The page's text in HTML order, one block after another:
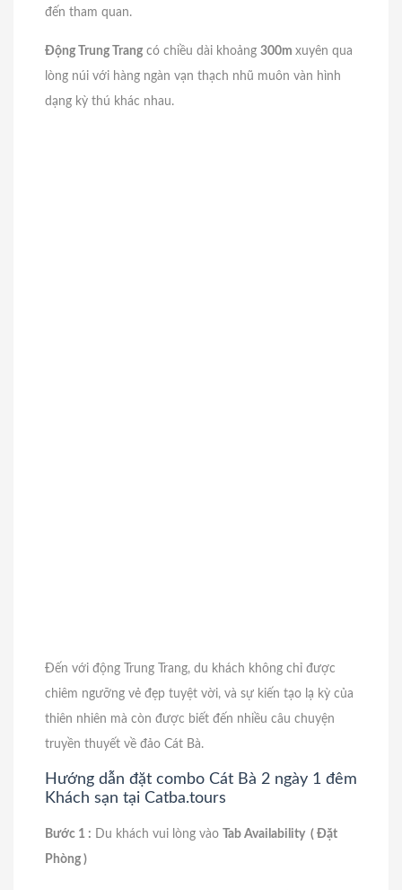
đến tham quan.
Động Trung Trang có chiều dài khoảng 300m xuyên qua
lòng núi với hàng ngàn vạn thạch nhũ muôn vàn hình
dạng kỳ thú khác nhau.
Đến với động Trung Trang, du khách không chỉ được
chiêm ngưỡng vẻ đẹp tuyệt vời, và sự kiến tạo lạ kỳ của
thiên nhiên mà còn được biết đến nhiều câu chuyện
truyền thuyết về đảo Cát Bà.
Hướng dẫn đặt combo Cát Bà 2 ngày 1 đêm
Khách sạn tại Catba.tours
Bước 1 : Du khách vui lòng vào Tab Availability ( Đặt
Phòng )